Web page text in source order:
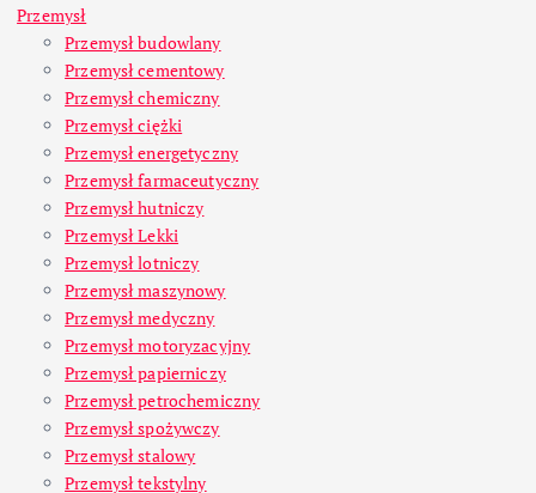
Przemysł
Przemysł budowlany
Przemysł cementowy
Przemysł chemiczny
Przemysł ciężki
Przemysł energetyczny
Przemysł farmaceutyczny
Przemysł hutniczy
Przemysł Lekki
Przemysł lotniczy
Przemysł maszynowy
Przemysł medyczny
Przemysł motoryzacyjny
Przemysł papierniczy
Przemysł petrochemiczny
Przemysł spożywczy
Przemysł stalowy
Przemysł tekstylny